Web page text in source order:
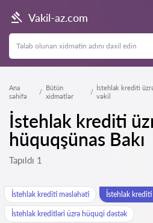
Vakil-az.com
Ana
səhifə
Bütün
xidmətlər
İstehlak krediti
vəkil
İstehlak krediti
hüquqşünas Bakı
Tapıldı 1
İstehlak krediti məsləhəti İstehlak
İstehlak kreditləri üzrə hüquqi dəstək